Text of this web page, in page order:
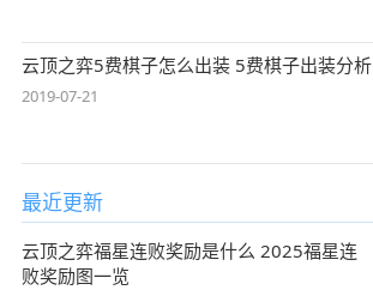
云顶之弈5费棋子怎么出装 5费棋子出装分析
2019-07-21
最近更新
云顶之弈福星连败奖励是什么 2025福星连
败奖励图一览